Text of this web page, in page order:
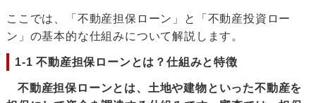
ここでは、「不動産担保ローン」と「不動産投資ロー
ン」の基本的な仕組みについて解説します。
1-1 不動産担保ローンとは？仕組みと特徴
不動産担保ローンとは、土地や建物といった不動産を